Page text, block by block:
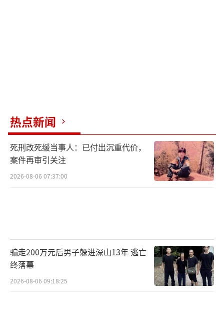
热点新闻
死刑改死缓当事人：已付出沉重代价，
案件再审引关注
2026-08-06 07:37:00
骗走200万元后男子躲进深山13年 逃亡
终落幕
2026-08-06 09:18:25